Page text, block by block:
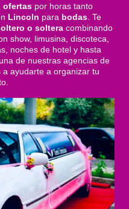
ofertas por horas tanto
Lincoln para bodas. Te
o solteracombinando
show, limusina, discoteca,
noches de hotel y hasta
de nuestras agencias de
ayudarte a organizar tu